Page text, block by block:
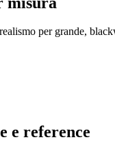
per grande,
e reference